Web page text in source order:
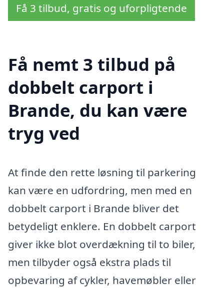
Få 3 tilbud, gratis og uforpligtende
Få nemt 3 tilbud på
dobbelt carport i
Brande, du kan være
tryg ved
At finde den rette løsning til parkering
kan være en udfordring, men med en
dobbelt carport i Brande bliver det
betydeligt enklere. En dobbelt carport
giver ikke blot overdækning til to biler,
men tilbyder også ekstra plads til
opbevaring af cykler, havemøbler eller